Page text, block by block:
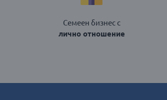
Семеен бизнес с
лично отношение